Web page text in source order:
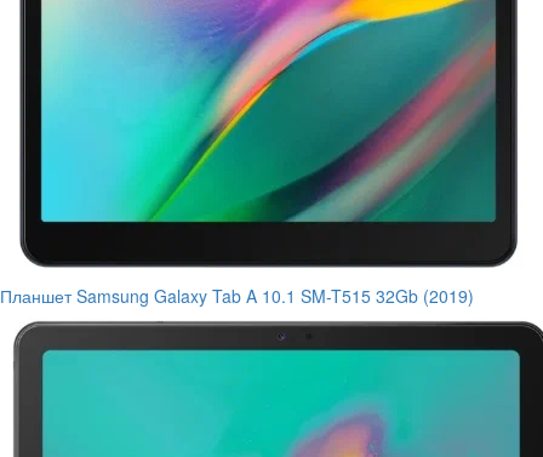
Планшет Samsung Galaxy Tab A 10.1 SM-T515 32Gb (2019)